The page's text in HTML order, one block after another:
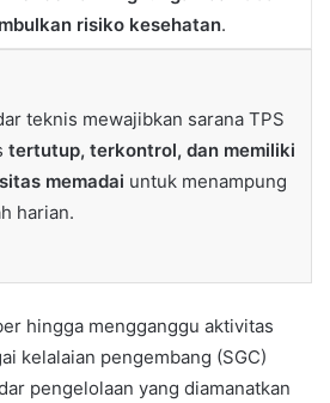
risiko kesehatan.
teknis mewajibkan sarana TPS
tertutup, terkontrol, dan memiliki
memadai untuk menampung
harian.
hingga mengganggu aktivitas
kelalaian pengembang (SGC)
pengelolaan yang diamanatkan